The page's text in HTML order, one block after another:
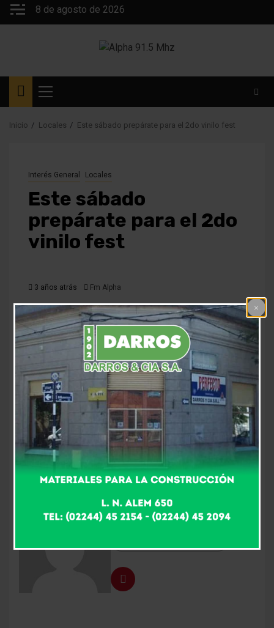
Saltar
8 de agosto de 2026
Menú
principal
Inicio Locales Este sábado prepárate para el 2do vinilo fest
Interés General Locales
Este sábado
prepárate para el 2do
vinilo fest
3 años atrás Fm Alpha
Metete en la máquina del tiempo, llega el 2do. “Vinilo
Fest…” ¡especial para mayores de 30…! ¡Esta vez, nos
encontramos en Alem Pub este sabado 25 de
noviembre de 22 a 3 de la mañana…! Con toda la
música de los «Redonditos del Chino» y «Roberto
Trucco». Agéndalo, llega el 2do. Vinilo Fest el 25 de
noviembre a pleno con la mejor música de los 70, 80 y
90, Entradas pre ventas y limitadas a 2.000.- pesos en
Fm Alpha. Servicio de minutas.
About The Author
Fm Alpha